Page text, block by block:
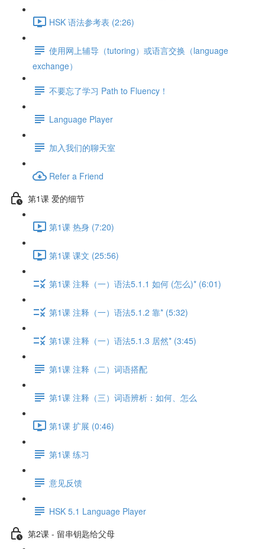
HSK 语法参考表 (2:26)
使用网上辅导（tutoring）或语言交换（language
exchange）
不要忘了学习 Path to Fluency！
Language Player
加入我们的聊天室
Refer a Friend
第1课 爱的细节
第1课 热身 (7:20)
第1课 课文 (25:56)
第1课 注释（一）语法5.1.1 如何 (怎么)* (6:01)
第1课 注释（一）语法5.1.2 靠* (5:32)
第1课 注释（一）语法5.1.3 居然* (3:45)
第1课 注释（二）词语搭配
第1课 注释（三）词语辨析：如何、怎么
第1课 扩展 (0:46)
第1课 练习
意见反馈
HSK 5.1 Language Player
第2课 - 留串钥匙给父母